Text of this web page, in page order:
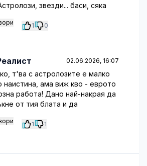
звезди... баси, сяка
1 0
02.06.2026, 16:07
т'ва с астролозите е малко
наистина, ама виж кво - еврото
работа! Дано най-накрая да
от тия блата и да
1 1